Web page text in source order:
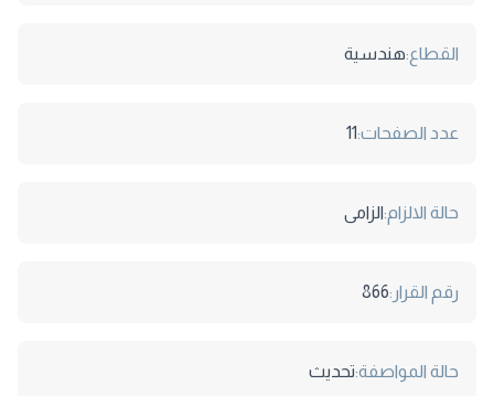
القطاع:هندسية
عدد الصفحات:11
حالة الالزام:الزامى
رقم القرار:866
حالة المواصفة:تحديث